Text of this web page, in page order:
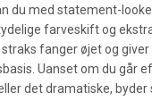
du med statement-
farveskift og
fanger øjet og
Uanset om du går
det dramatiske,